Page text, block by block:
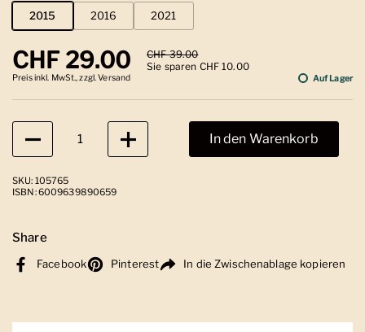
2015 2016 2021
Regulärer Preis
CHF 29.00 Sale-Preis
CHF 39.00
Sie sparen CHF 10.00
Preis inkl. MwSt., zzgl. Versand Auf Lager
Anzahl
In den Warenkorb
SKU: 105765
ISBN: 6009639890659
Share
Facebook Pinterest In die Zwischenablage kopieren